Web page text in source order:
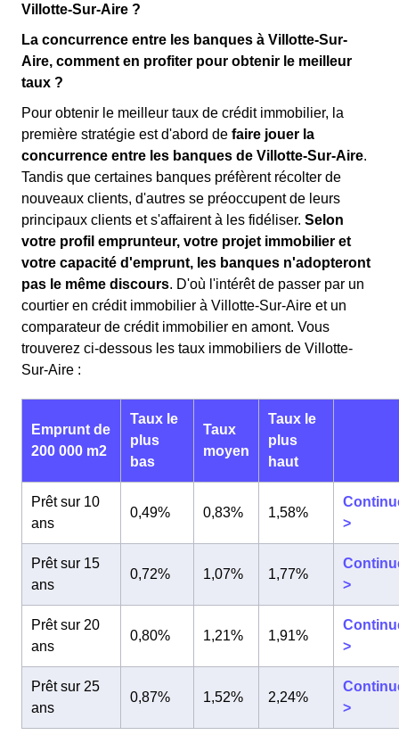
Villotte-Sur-Aire ?
La concurrence entre les banques à Villotte-Sur-
Aire, comment en profiter pour obtenir le meilleur
taux ?
Pour obtenir le meilleur taux de crédit immobilier, la
première stratégie est d'abord de faire jouer la
concurrence entre les banques de Villotte-Sur-Aire.
Tandis que certaines banques préfèrent récolter de
nouveaux clients, d'autres se préoccupent de leurs
principaux clients et s'affairent à les fidéliser. Selon
votre profil emprunteur, votre projet immobilier et
votre capacité d'emprunt, les banques n'adopteront
pas le même discours. D'où l'intérêt de passer par un
courtier en crédit immobilier à Villotte-Sur-Aire et un
comparateur de crédit immobilier en amont. Vous
trouverez ci-dessous les taux immobiliers de Villotte-
Sur-Aire :
Emprunt de
200 000 m2
Taux le
plus
bas
Taux
moyen
Taux le
plus
haut
Prêt sur 10
ans
0,49% 0,83% 1,58%
>
Prêt sur 15
ans
0,72% 1,07% 1,77%
>
Prêt sur 20
ans
0,80% 1,21% 1,91%
>
Prêt sur 25
ans
0,87% 1,52% 2,24%
>